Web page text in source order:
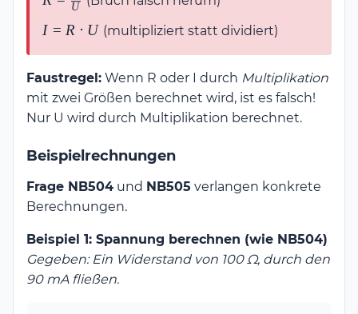
\cdot
I
{U}
U
I =
U
I = R ⋅ U (multipliziert statt dividiert)
Faustregel: Wenn R oder I durch Multiplikation
mit zwei Größen berechnet wird, ist es falsch!
Nur U wird durch Multiplikation berechnet.
Beispielrechnungen
Frage NB504 und NB505 verlangen konkrete
Berechnungen.
Beispiel 1: Spannung berechnen (wie NB504)
Gegeben: Ein Widerstand von 100 Ω, durch den
90 mA fließen.